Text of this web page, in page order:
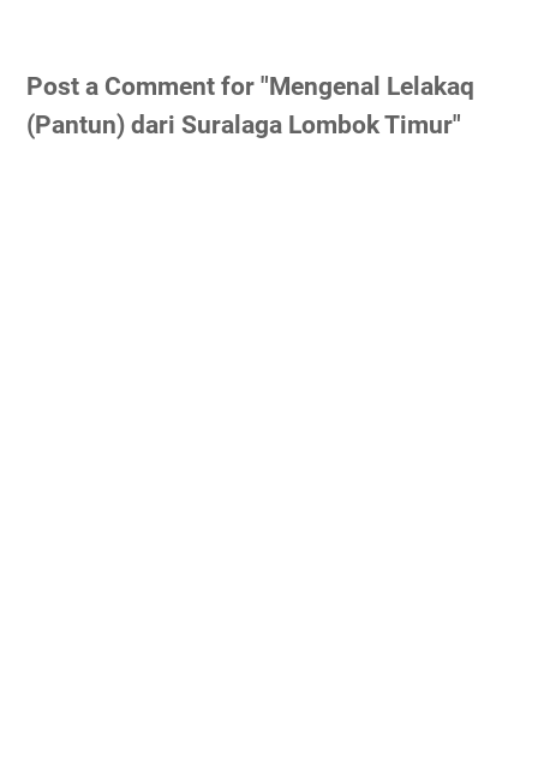
Post a Comment for "Mengenal Lelakaq
(Pantun) dari Suralaga Lombok Timur"